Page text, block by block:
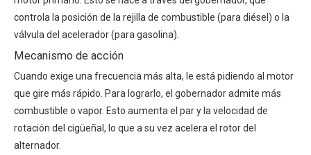
controla la posición de la rejilla de combustible (para diésel) o la
válvula del acelerador (para gasolina).
Mecanismo de acción
Cuando exige una frecuencia más alta, le está pidiendo al motor
que gire más rápido. Para lograrlo, el gobernador admite más
combustible o vapor. Esto aumenta el par y la velocidad de
rotación del cigüeñal, lo que a su vez acelera el rotor del
alternador.